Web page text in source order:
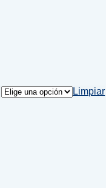
Limpiar